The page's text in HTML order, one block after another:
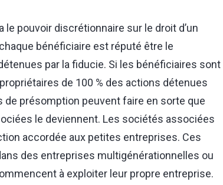
pouvoir discrétionnaire sur le droit d’un
bénéficiaire est réputé être le
par la fiducie. Si les bénéficiaires sont
de 100 % des actions détenues
présomption peuvent faire en sorte que
le deviennent. Les sociétés associées
accordée aux petites entreprises. Ces
des entreprises multigénérationnelles ou
à exploiter leur propre entreprise.